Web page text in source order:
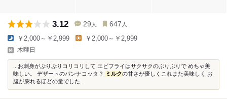
3.12 29 人 647 人
￥2,000～￥2,999 ￥2,000～￥2,999
木曜日
...お刺身がぷりぷりコリコリして エビフライはサクサクのぷりぷりで めちゃ美
味しい。 デザートのパンナコッタ？
ミルクの甘さが優しくこれまた美味しく お
腹が膨れるほどの量でした...